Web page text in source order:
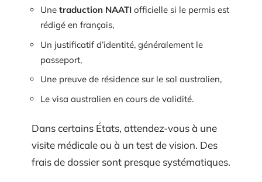
Une traduction NAATI officielle si le permis est
rédigé en français,
Un justificatif d’identité, généralement le
passeport,
Une preuve de résidence sur le sol australien,
Le visa australien en cours de validité.
Dans certains États, attendez-vous à une
visite médicale ou à un test de vision. Des
frais de dossier sont presque systématiques.